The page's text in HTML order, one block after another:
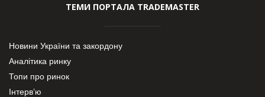
ТЕМИ ПОРТАЛА TRADEMASTER
Новини України та закордону
Аналітика ринку
Топи про ринок
Інтерв’ю